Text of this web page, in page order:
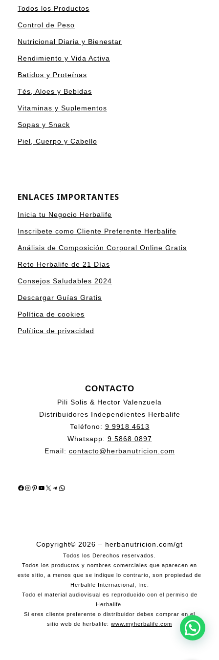
Todos los Productos
Control de Peso
Nutricional Diaria y Bienestar
Rendimiento y Vida Activa
Batidos y Proteínas
Tés, Aloes y Bebidas
Vitaminas y Suplementos
Sopas y Snack
Piel, Cuerpo y Cabello
ENLACES IMPORTANTES
Inicia tu Negocio Herbalife
Inscribete como Cliente Preferente Herbalife
Análisis de Composición Corporal Online Gratis
Reto Herbalife de 21 Días
Consejos Saludables 2024
Descargar Guías Gratis
Política de cookies
Política de privacidad
CONTACTO
Pili Solis & Hector Valenzuela
Distribuidores Independientes Herbalife
Teléfono: 9 9918 4613
Whatsapp: 9 5868 0897
Email: contacto@herbanutricion.com
Facebook
Instagram
Pinterest
YouTube
X Telegram
WhatsApp
Copyright© 2026 – herbanutricion.com/gt
Todos los Derechos reservados.
Todos los productos y nombres comerciales que aparecen en
este sitio, a menos que se indique lo contrario, son propiedad de
Herbalife Internacional, Inc.
Todo el material audiovisual es reproducido con el permiso de
Herbalife.
Si eres cliente preferente o distribuidor debes comprar en el
sitio web de herbalife: www.myherbalife.com